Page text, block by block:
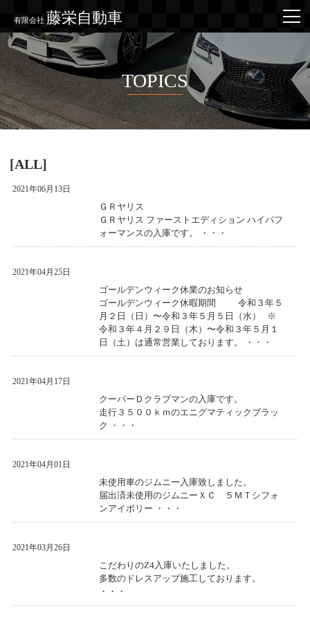
有限会社 藤栄自動車
TOPICS
[ALL]
ＧＲヤリス
ＧＲヤリス ファーストエディション ハイパフ
ォーマンスの入庫です。 ・・・
2021年06月13日
ゴールデンウィーク休業のお知らせ
ゴールデンウィーク休暇期間 令和３年５
月２日（日）〜令和３年５月５日（水） ※
令和３年４月２９日（木）〜令和３年５月１
日（土）は通常営業しております。 ・・・
2021年04月25日
クーパーＤクラブマンの入庫です。
走行３５００ｋｍのエニグマティックブラッ
ク ・・・
2021年04月17日
未使用車のジムニー入庫致しました。
届出済未使用のジムニーＸＣ ５ＭＴシフォ
ンアイボリー ・・・
2021年04月01日
こだわりのZ4入庫いたしました。
多数のドレスアップ施工しております。
・・・
2021年03月26日